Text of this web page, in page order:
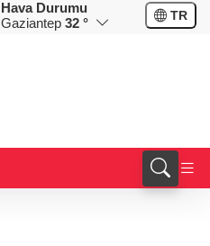
CHF
58,5339
Hava Durumu
Gaziantep 32 ° TR